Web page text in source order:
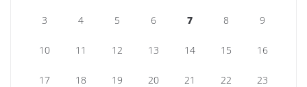
3 4 5 6 7 8 9
10 11 12 13 14 15 16
17 18 19 20 21 22 23